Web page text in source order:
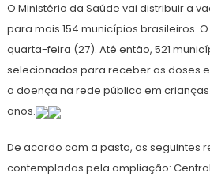
março
de
O Ministério da Saúde vai distribuir a
para mais 154 municípios brasileiros.
quarta-feira (27). Até então, 521
selecionados para receber as doses
a doença na rede pública em crianças
anos.
De acordo com a pasta, as seguintes
contempladas pela ampliação: Central